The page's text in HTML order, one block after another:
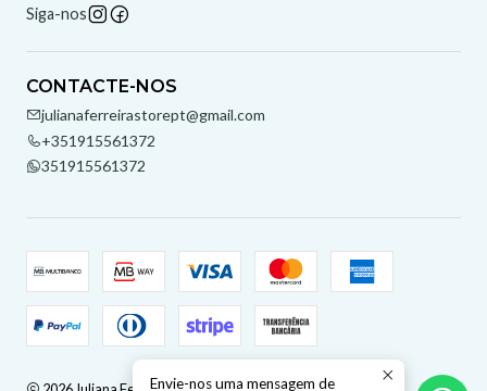
Siga-nos
CONTACTE-NOS
julianaferreirastorept@gmail.com
+351915561372
351915561372
Envie-nos uma mensagem de